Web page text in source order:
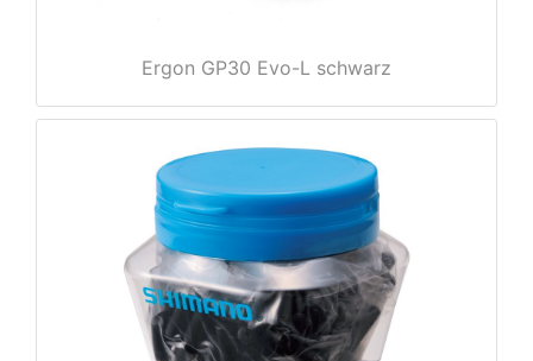
Ergon GP30 Evo-L schwarz